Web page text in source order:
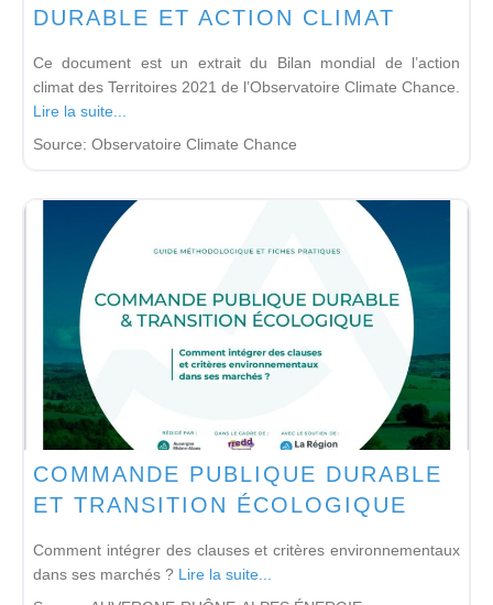
DURABLE ET ACTION CLIMAT
Ce document est un extrait du Bilan mondial de l’action
climat des Territoires 2021 de l’Observatoire Climate Chance.
Lire la suite...
Source: Observatoire Climate Chance
COMMANDE PUBLIQUE DURABLE
ET TRANSITION ÉCOLOGIQUE
Comment intégrer des clauses et critères environnementaux
dans ses marchés ? Lire la suite...